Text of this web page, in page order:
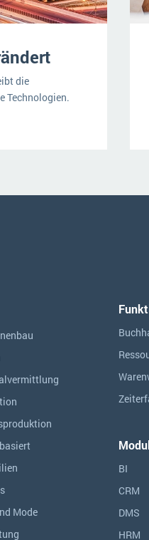
die
Technologien.
Mode
BI
CRM
DMS
HRM